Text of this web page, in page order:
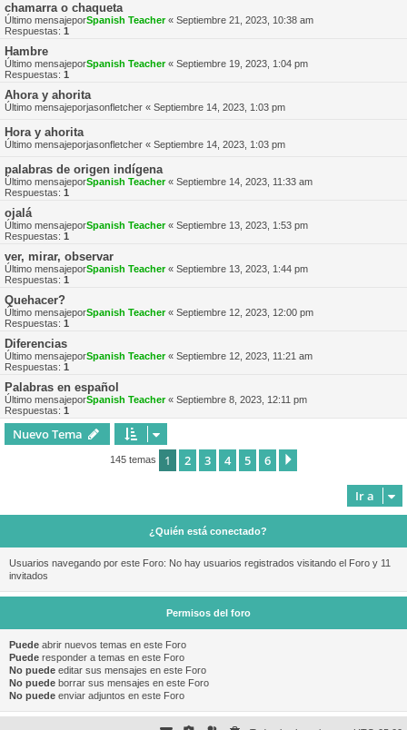
chamarra o chaqueta
Último mensajeporSpanish Teacher« Septiembre 21, 2023, 10:38 am
Respuestas: 1
Hambre
Último mensajeporSpanish Teacher« Septiembre 19, 2023, 1:04 pm
Respuestas: 1
Ahora y ahorita
Último mensajeporjasonfletcher « Septiembre 14, 2023, 1:03 pm
Hora y ahorita
Último mensajeporjasonfletcher « Septiembre 14, 2023, 1:03 pm
palabras de origen indígena
Último mensajeporSpanish Teacher« Septiembre 14, 2023, 11:33 am
Respuestas: 1
ojalá
Último mensajeporSpanish Teacher« Septiembre 13, 2023, 1:53 pm
Respuestas: 1
ver, mirar, observar
Último mensajeporSpanish Teacher« Septiembre 13, 2023, 1:44 pm
Respuestas: 1
Quehacer?
Último mensajeporSpanish Teacher« Septiembre 12, 2023, 12:00 pm
Respuestas: 1
Diferencias
Último mensajeporSpanish Teacher« Septiembre 12, 2023, 11:21 am
Respuestas: 1
Palabras en español
Último mensajeporSpanish Teacher« Septiembre 8, 2023, 12:11 pm
Respuestas: 1
Nuevo Tema
145 temas 1 2 3 4 5 6
Ir a
¿Quién está conectado?
Usuarios navegando por este Foro: No hay usuarios registrados visitando el Foro y 11
invitados
Permisos del foro
Puede abrir nuevos temas en este Foro
Puede responder a temas en este Foro
No puede editar sus mensajes en este Foro
No puede borrar sus mensajes en este Foro
No puede enviar adjuntos en este Foro